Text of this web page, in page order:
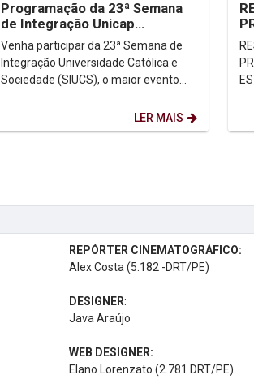
Programação da 23ª Semana
de Integração Unicap
Sociedade
Venha participar da 23ª Semana de
Integração Universidade Católica e
Sociedade (SIUCS), o maior evento
LER MAIS
REPÓRTER CINEMATOGRÁFICO:
Alex Costa (5.182 -DRT/PE)
DESIGNER:
Java Araújo
WEB DESIGNER:
Elano Lorenzato (2.781 DRT/PE)